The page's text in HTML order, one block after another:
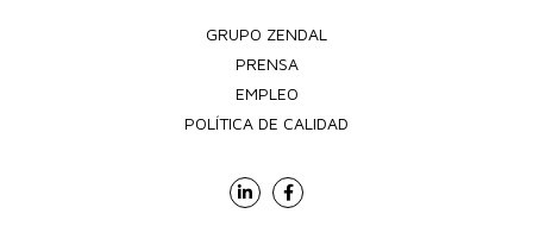
GRUPO ZENDAL
PRENSA
EMPLEO
POLÍTICA DE CALIDAD